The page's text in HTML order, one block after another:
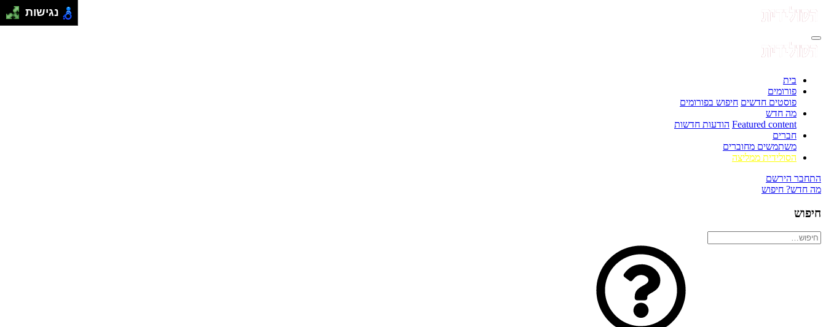
בית
פורומים
פוסטים חדשים חיפוש בפורומים
מה חדש
Featured content הודעות חדשות
חברים
משתמשים מחוברים
הסולידית ממליצה
התחבר הירשם
מה חדש? חיפוש
חיפוש
נגישות